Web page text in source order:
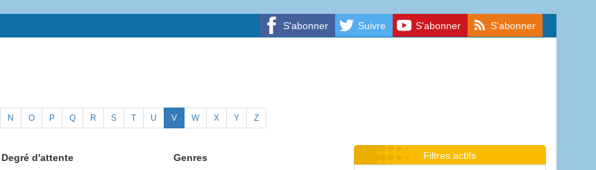
S'abonner Suivre S'abonner S'abonner
N O P Q R S T U V W X Y Z
Degré d'attente Genres Filtres actifs